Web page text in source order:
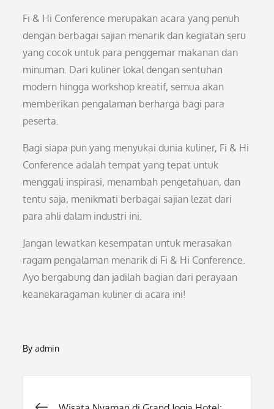
Fi & Hi Conference merupakan acara yang penuh
dengan berbagai sajian menarik dan kegiatan seru
yang cocok untuk para penggemar makanan dan
minuman. Dari kuliner lokal dengan sentuhan
modern hingga workshop kreatif, semua akan
memberikan pengalaman berharga bagi para
peserta.
Bagi siapa pun yang menyukai dunia kuliner, Fi & Hi
Conference adalah tempat yang tepat untuk
menggali inspirasi, menambah pengetahuan, dan
tentu saja, menikmati berbagai sajian lezat dari
para ahli dalam industri ini.
Jangan lewatkan kesempatan untuk merasakan
ragam pengalaman menarik di Fi & Hi Conference.
Ayo bergabung dan jadilah bagian dari perayaan
keanekaragaman kuliner di acara ini!
Byadmin